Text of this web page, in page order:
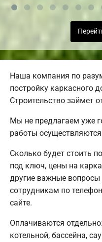
Наша компания по
постройку каркасного
Строительство займет
Мы не предлагаем уже
работы
Сколько будет стоить
под ключ, цены на
другие важные
сотрудникам по
сайте.
Оплачиваются
котельной, бассейна,